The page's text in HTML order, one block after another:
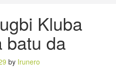
Kluba
batu da
by Irunero